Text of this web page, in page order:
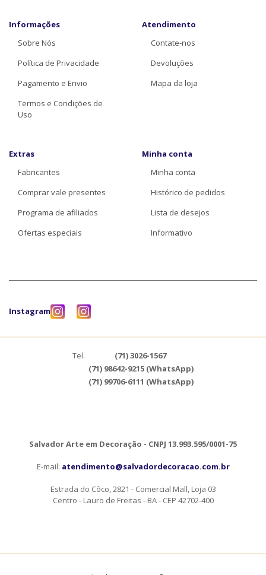
Informações
Sobre Nós
Política de Privacidade
Pagamento e Envio
Termos e Condições de
Uso
Atendimento
Contate-nos
Devoluções
Mapa da loja
Extras
Fabricantes
Comprar vale presentes
Programa de afiliados
Ofertas especiais
Minha conta
Minha conta
Histórico de pedidos
Lista de desejos
Informativo
Instagram
Tel.
(71) 3026-1567
(71) 98642-9215 (WhatsApp)
(71) 99706-6111 (WhatsApp)
Salvador Arte em Decoração - CNPJ 13.993.595/0001-75
E-mail: atendimento@salvadordecoracao.com.br
Estrada do Côco, 2821 - Comercial Mall, Loja 03
Centro - Lauro de Freitas - BA - CEP 42702-400